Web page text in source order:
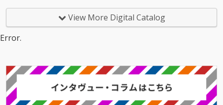
なすアンサンブルは、
ポジティブなエネルギ
なすアンサンブルは、
ポジティブなエネルギ
View More Digital Catalog
Error.